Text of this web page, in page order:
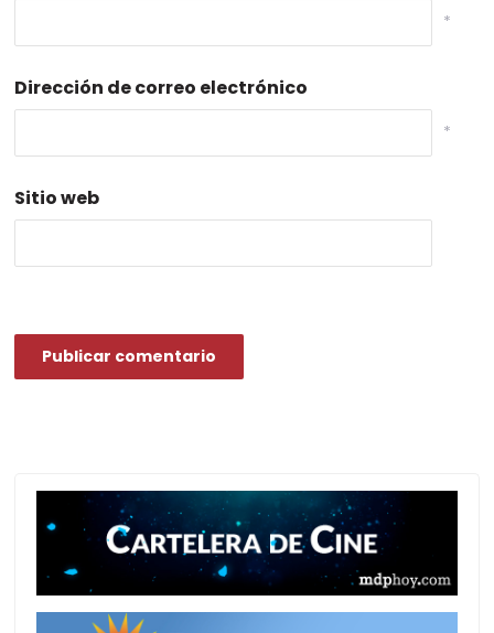
*
Dirección de correo electrónico
*
Sitio web